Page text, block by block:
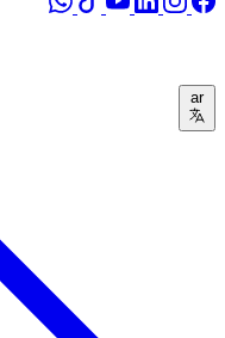
ar